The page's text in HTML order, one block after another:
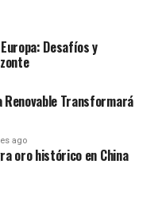
advierten que la
toman medidas
de políticas de la
de la región
mejorar la
acceso a alimentos
Desafíos y
Renovable Transformará
ago
oro histórico en China